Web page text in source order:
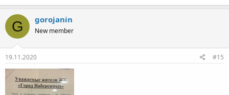
G gorojanin
New member
19.11.2020 #15